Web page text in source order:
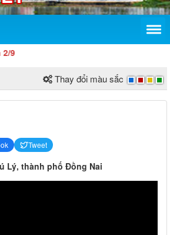
Thay đổi màu sắc
Tweet
Lý, thành phố Đồng Nai